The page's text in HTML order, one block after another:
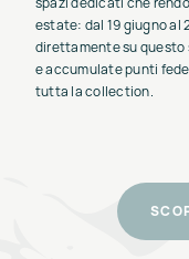
estate: dal 19 giugno al
direttamente su questo
e accumulate punti
tutta la collection.